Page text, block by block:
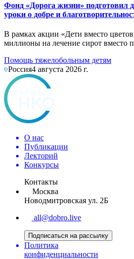
Фонд «Дорога жизни» подготовил
уроки о добре и
В рамках акции «Дети вместо
миллионы на лечение сирот вместо
Помощь тяжелобольным детям
Россия4 августа 2026 г.
О нас
Публикации
Лекторий
Конкурсы
Контакты
Москва
Новодмитровская ул. 2Б
all@dobro.live
Подписаться на рассылку
Политика
конфиденциальности